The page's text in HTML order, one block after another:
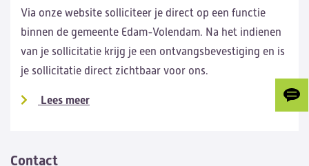
Via onze website solliciteer je direct op een functie
binnen de gemeente Edam-Volendam. Na het indienen
van je sollicitatie krijg je een ontvangsbevestiging en is
je sollicitatie direct zichtbaar voor ons.
Lees meer
Contact